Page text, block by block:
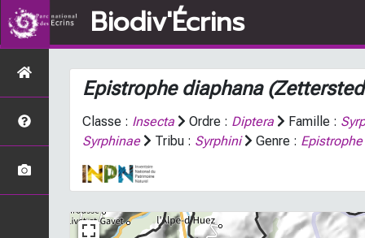
Biodiv'Écrins
Epistrophe diaphana
Classe : Insecta Ordre : Diptera Famille :
Syrphinae
Tribu : Syrphini Genre : Epistrophe